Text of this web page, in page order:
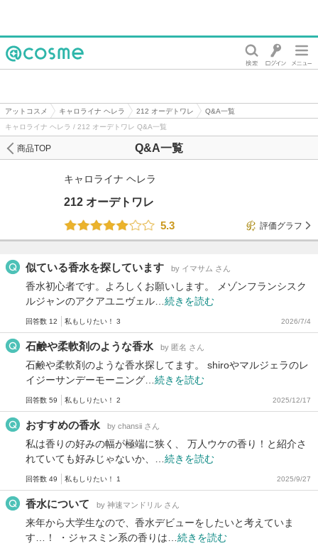
アットコスメ キャロライナ ヘレラ 212 オーデトワレ
Q&A一覧
キャロライナ ヘレラ / 212 オーデトワレ Q&A一覧
Q&A一覧
商品TOP
キャロライナ ヘレラ
212 オーデトワレ
5.3
評価グラフ
似ている香水を探しています by イマサム さん
香水初心者です。よろしくお願いします。 メゾンフランシスク
ルジャンのアクアユニヴェル… 続きを読む
回答数 12 私もしりたい！ 3 2026/7/4
石鹸や柔軟剤のような香水 by 匿名 さん
石鹸や柔軟剤のような香水探してます。 shiroやマルジェラのレ
イジーサンデーモーニング… 続きを読む
回答数 59 私もしりたい！ 2 2025/12/17
おすすめの香水 by chansii さん
私は香りの好みの幅が極端に狭く、 万人ウケの香り！と紹介さ
れていても好みじゃないか、… 続きを読む
回答数 49 私もしりたい！ 1 2025/9/27
香水について by 神速マンドリル さん
来年から大学生なので、香水デビューをしたいと考えていま
す…！ ・ジャスミン系の香りは… 続きを読む